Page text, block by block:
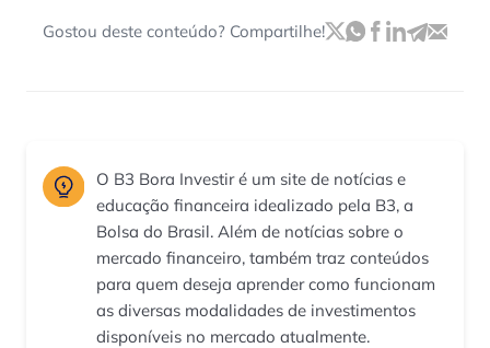
Gostou deste conteúdo? Compartilhe!
O B3 Bora Investir é um site de notícias e
educação financeira idealizado pela B3, a
Bolsa do Brasil. Além de notícias sobre o
mercado financeiro, também traz conteúdos
para quem deseja aprender como funcionam
as diversas modalidades de investimentos
disponíveis no mercado atualmente.